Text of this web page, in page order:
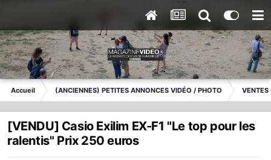
Accueil (ANCIENNES) PETITES ANNONCES VIDÉO / PHOTO VENTES
[VENDU] Casio Exilim EX-F1 "Le top pour les
ralentis" Prix 250 euros